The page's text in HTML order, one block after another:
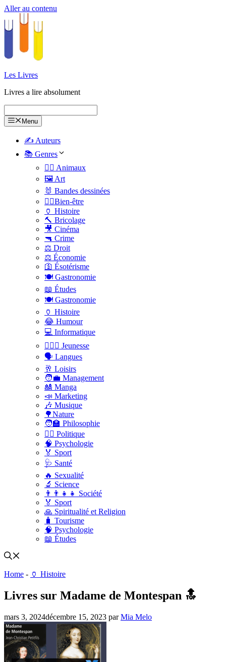
Aller au contenu
Les Livres
Livres a lire absolument
Menu
✍️ Auteurs
📚 Genres
🐕‍🦺 Animaux
🖼️ Art
🐰 Bandes dessinées
🧑‍⚕️Bien-être
🏺 Histoire
🔨 Bricolage
🎥 Cinéma
🔫 Crime
⚖️ Droit
⚖️ Économie
🛐 Ésotérisme
🍽️ Gastronomie
📖 Études
🍽️ Gastronomie
🏺 Histoire
😂 Humour
💻 Informatique
🤸🏽‍♀️ Jeunesse
🗣 Langues
🥂 Loisirs
🧑‍💼 Management
🎎 Manga
📣 Marketing
🎶 Musique
🌳Nature
🧑‍🏫 Philosophie
👨‍⚖️ Politique
🧠 Psychologie
🏅 Sport
🩺 Santé
🔥 Sexualité
🔬 Science
👨‍👨‍👧‍👧 Société
🏅 Sport
🙏 Spiritualité et Religion
🧳 Tourisme
🧠 Psychologie
📖 Études
Home - 🏺 Histoire
Livres sur Madame de Montespan 🔝
mars 3, 2024décembre 15, 2023 parMia Melo